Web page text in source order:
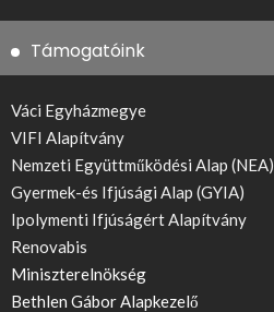
Támogatóink
Váci Egyházmegye
VIFI Alapítvány
Nemzeti Együttműködési Alap (NEA)
Gyermek-és Ifjúsági Alap (GYIA)
Ipolymenti Ifjúságért Alapítvány
Renovabis
Miniszterelnökség
Bethlen Gábor Alapkezelő